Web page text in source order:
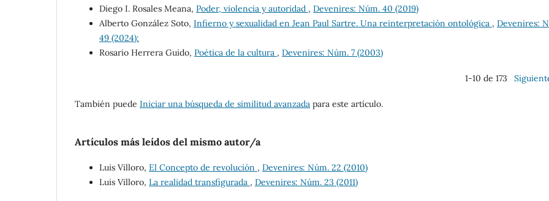
Diego I. Rosales Meana, Poder, violencia y autoridad , Devenires: Núm. 40 (2019)
Alberto González Soto, Infierno y sexualidad en Jean Paul Sartre. Una reinterpretación ontológica , Devenires:
49 (2024):
Rosario Herrera Guido, Poética de la cultura , Devenires: Núm. 7 (2003)
1-10 de 173
También puede Iniciar una búsqueda de similitud avanzada para este artículo.
Artículos más leídos del mismo autor/a
Luis Villoro, El Concepto de revolución , Devenires: Núm. 22 (2010)
Luis Villoro, La realidad transfigurada , Devenires: Núm. 23 (2011)